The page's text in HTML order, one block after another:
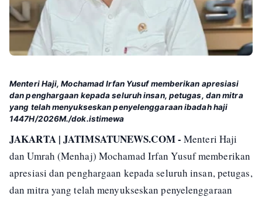
Menteri Haji, Mochamad Irfan Yusuf memberikan apresiasi
dan penghargaan kepada seluruh insan, petugas, dan mitra
yang telah menyukseskan penyelenggaraan ibadah haji
1447H/2026M./dok.istimewa
JAKARTA | JATIMSATUNEWS.COM - Menteri Haji
dan Umrah (Menhaj) Mochamad Irfan Yusuf memberikan
apresiasi dan penghargaan kepada seluruh insan, petugas,
dan mitra yang telah menyukseskan penyelenggaraan